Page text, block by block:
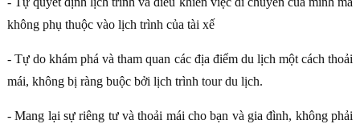
không phụ thuộc vào lịch trình của tài xế
- Tự do khám phá và tham quan các địa điểm du lịch một cách thoải
mái, không bị ràng buộc bởi lịch trình tour du lịch.
- Mang lại sự riêng tư và thoải mái cho bạn và gia đình, không phải